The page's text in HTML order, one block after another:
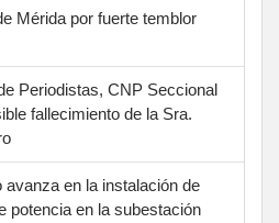
Mérida por fuerte temblor
Periodistas, CNP Seccional
fallecimiento de la Sra.
avanza en la instalación de
potencia en la subestación